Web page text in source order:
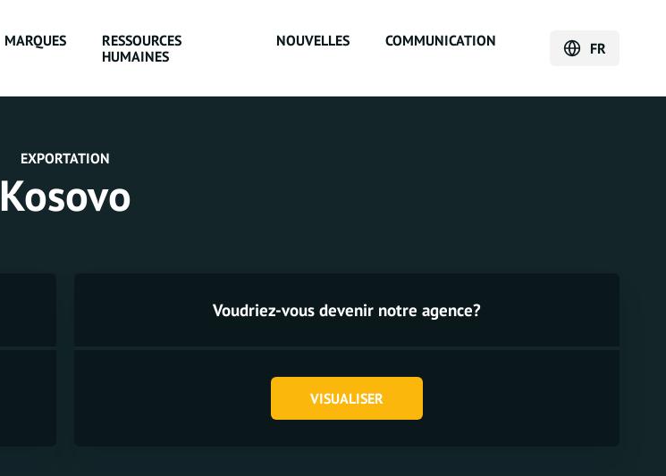
MARQUES
RESSOURCES
HUMAINES
NOUVELLES COMMUNICATION FR
EXPORTATION
Kosovo
Voudriez-vous devenir notre agence?
VISUALISER